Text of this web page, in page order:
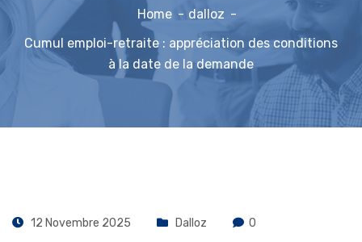
Home
dalloz
Cumul emploi-retraite : appréciation des conditions
à la date de la demande
12 Novembre 2025 Dalloz 0